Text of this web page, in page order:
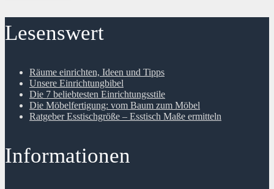
Lesenswert
Räume einrichten, Ideen und Tipps
Unsere Einrichtungbibel
Die 7 beliebtesten Einrichtungsstile
Die Möbelfertigung: vom Baum zum Möbel
Ratgeber Esstischgröße – Esstisch Maße ermitteln
Informationen